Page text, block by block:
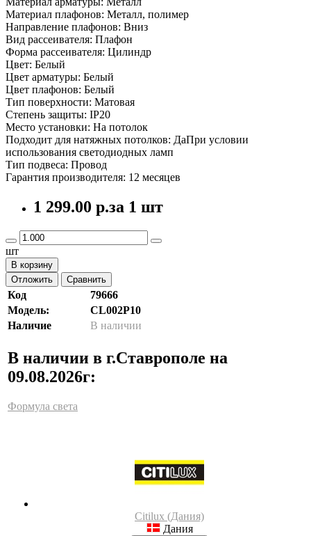
Материал плафонов: Металл, полимер
Направление плафонов: Вниз
Вид рассеивателя: Плафон
Форма рассеивателя: Цилиндр
Цвет: Белый
Цвет арматуры: Белый
Цвет плафонов: Белый
Тип поверхности: Матовая
Степень защиты: IP20
Место установки: На потолок
Подходит для натяжных потолков: ДаПри условии
использования светодиодных ламп
Тип подвеса: Провод
Гарантия производителя: 12 месяцев
1 299.00 р.за 1 шт
шт
В корзину
Отложить
Сравнить
Код
79666
Модель:
CL002P10
Наличие
В наличии
В наличии в г.Ставрополе на
09.08.2026г:
Формула света
Citilux (Дания)
Дания